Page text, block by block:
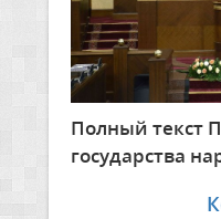
Полный текст
государства